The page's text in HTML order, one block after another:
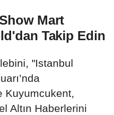
Mart
Takip Edin
"Istanbul
Kuyumcukent,
Altın Haberlerini